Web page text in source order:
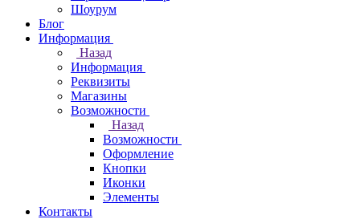
Шоурум
Блог
Информация
Назад
Информация
Реквизиты
Магазины
Возможности
Назад
Возможности
Оформление
Кнопки
Иконки
Элементы
Контакты